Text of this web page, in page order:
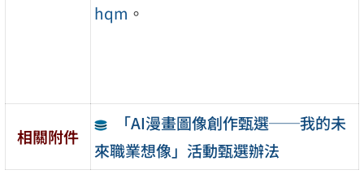
hqm 。
相關附件
「AI漫畫圖像創作甄選──我的未
來職業想像」活動甄選辦法